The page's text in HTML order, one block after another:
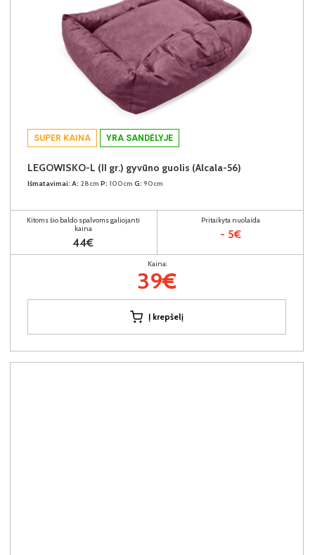
SUPER KAINA YRA SANDĖLYJE
LEGOWISKO-L (II gr.) gyvūno guolis (Alcala-56)
Išmatavimai: A: 28cm P: 100cm G: 90cm
Kitoms šio baldo spalvoms galiojanti
kaina
44€
Pritaikyta nuolaida
- 5€
Kaina:
39€
Į krepšelį